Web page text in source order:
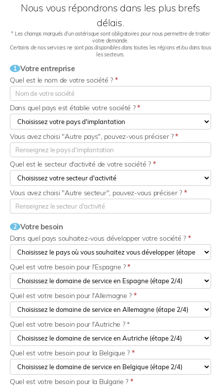
Nous vous répondrons dans les plus brefs
délais.
* Les champs marqués d’un astérisque sont obligatoires pour nous permettre de traiter
votre demande.
Certains de nos services ne sont pas disponibles dans toutes les régions et/ou dans tous
les secteurs.
1 Votre entreprise
Quel est le nom de votre société ? *
Dans quel pays est établie votre société ?*
Quel est le secteur d'activité de votre société ? *
Vous avez choisi "Autre pays", pouvez-vous préciser ?*
Vous avez choisi "Autre secteur", pouvez-vous préciser ? *
2 Votre besoin
Dans quel pays souhaitez-vous développer votre société ? *
Quel est votre besoin pour l'Espagne ?*
Quel est votre besoin pour l'Allemagne ? *
Quel est votre besoin pour l'Autriche ? *
Quel est votre besoin pour la Belgique ? *
Quel est votre besoin pour la Bulgarie ? *